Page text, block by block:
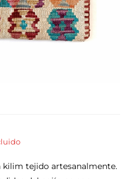
kilim tejido artesanalmente.